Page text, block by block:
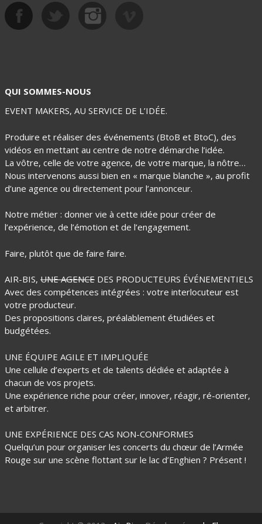
Soirées - Concerts
QUI SOMMES-NOUS
EVENT MAKERS, AU SERVICE DE L’IDÉE.
Produire et réaliser des événements (BtoB et BtoC), des
vidéos en mettant au centre de notre démarche l’idée.
La vôtre, celle de votre agence, de votre marque, la nôtre…
Nous intervenons aussi bien en « marque blanche », au profit
d’une agence ou directement pour l’annonceur.
Notre métier : donner vie à cette idée pour créer de
l’expérience, de l’émotion et de l’engagement.
Faire, plutôt que de faire faire.
AIR-BIS, UNE AGENCEDES PRODUCTEURS ÉVÉNEMENTIELS
Avec des compétences intégrées : votre interlocuteur est
votre producteur.
Des propositions claires, préalablement étudiées et
budgétées.
UNE ÉQUIPE AGILE ET IMPLIQUÉE
Une cellule d’experts et de talents dédiée et adaptée à
chacun de vos projets.
Une expérience riche pour créer, innover, réagir, ré-orienter,
et arbitrer.
UNE EXPÉRIENCE DES CAS NON-CONFORMES
Quelqu’un pour organiser les concerts du chœur de l’Armée
Rouge sur une scène flottant sur le lac d’Enghien ? Présent !